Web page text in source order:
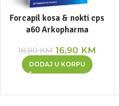
Forcapil kosa & nokti cps
a60 Arkopharma
18,80KM 16,90 KM
DODAJ U KORPU